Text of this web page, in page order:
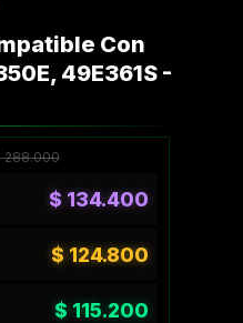
Con
49E361S -
288.000
$ 134.400
$ 124.800
$ 115.200